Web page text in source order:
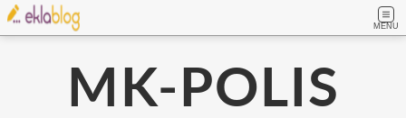
MENU
MK-POLIS